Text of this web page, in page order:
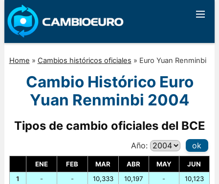
Home » Cambios históricos oficiales » Euro Yuan Renminbi
Cambio Histórico Euro
Yuan Renminbi 2004
Tipos de cambio oficiales del BCE
Año: ok
ENE FEB MAR ABR MAY
JUN
1
-
-
10,333
10,197
-
10,123